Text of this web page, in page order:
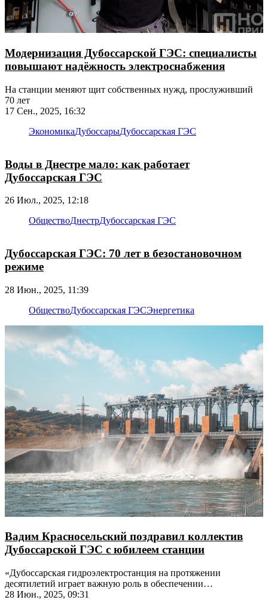
Модернизация Дубоссарской ГЭС: специалисты
повышают надёжность электроснабжения
На станции меняют щит собственных нужд, прослуживший
70 лет
17 Сен., 2025, 16:32
ЭкономикаДубоссарыДубоссарская ГЭС
Воды в Днестре мало: как работает
Дубоссарская ГЭС
26 Июл., 2025, 12:18
ОбществоДнестрДубоссарская ГЭС
Дубоссарская ГЭС: 70 лет в безостановочном
режиме
28 Июн., 2025, 11:39
ОбществоДубоссарская ГЭСЭнергетика
Вадим Красносельский поздравил коллектив
Дубоссарской ГЭС с юбилеем станции
«Дубоссарская гидроэлектростанция на протяжении
десятилетий играет важную роль в обеспечении
энергетической стабильности региона», - подчеркнул
28 Июн., 2025, 09:31